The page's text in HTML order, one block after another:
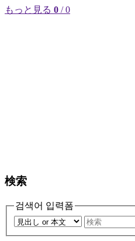
もっと見る 0 / 0
検索
검색어 입력폼